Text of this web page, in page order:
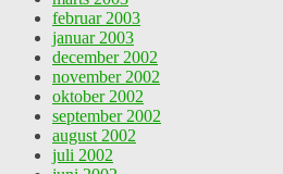
februar 2003
januar 2003
december 2002
november 2002
oktober 2002
september 2002
august 2002
juli 2002